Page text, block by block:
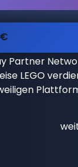
€
Partner
LEGO